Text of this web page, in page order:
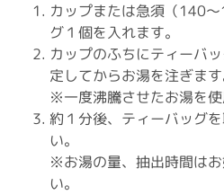
カップまたは急須（140
グ１個を入れます。
カップのふちにティーバ
定してからお湯を注ぎます
※一度沸騰させたお湯を使
約１分後、ティーバッグ
い。
※お湯の量、抽出時間は
い。